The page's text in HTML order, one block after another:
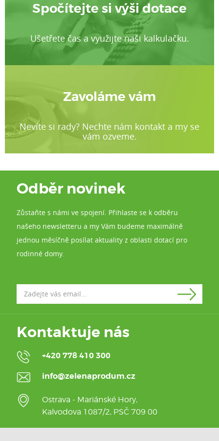
Spočítejte si výši dotace
Ušetřete čas a využijte naši kalkulačku.
Zavoláme vám
Nevíte si rady? Nechte nám kontakt a my se
vám ozveme.
Odběr novinek
Zůstaňte s námi ve spojení. Přihlaste se k odběru
našeho newsletteru a my Vám budeme maximálně
jednou měsíčně posílat aktuality z oblasti dotací pro
rodinné domy.
Kontaktuje nás
+420 778 410 300
info@zelenaprodum.cz
Ostrava - Mariánské Hory,
Kalvodova 1087/2, PSČ 709 00